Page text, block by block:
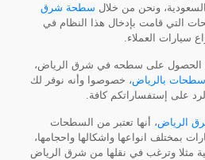
السعودية، ونحن من خلال سطحة شرق
التي قامت بإدخال هذا النظام في
سيارات العملاء.
الحصول على سطحه في شرق الرياض،
سطحات بالرياض، خصوصوا وأنه نوفر لك
على إستفساراتكم كافة.
الرياض، أنها تعتبر من السطحات
بمختلف انواعها واشكالها واحجامها،
مثلا وترغب في نقلها من شرق الرياض